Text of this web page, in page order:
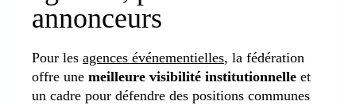
annonceurs
Pour les agences événementielles, la fédération
offre une meilleure visibilité institutionnelle et
un cadre pour défendre des positions communes